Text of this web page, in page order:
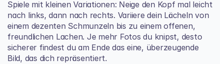
Spiele mit kleinen Variationen: Neige den Kopf mal leicht
nach links, dann nach rechts. Variiere dein Lächeln von
einem dezenten Schmunzeln bis zu einem offenen,
freundlichen Lachen. Je mehr Fotos du knipst, desto
sicherer findest du am Ende das eine, überzeugende
Bild, das dich repräsentiert.